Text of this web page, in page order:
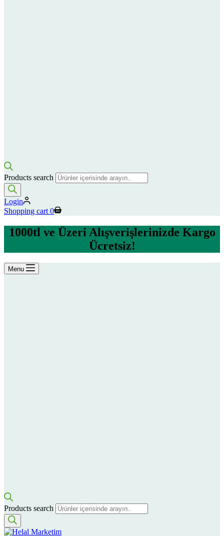
Products search
Login
Shopping cart 0
1000tl ve Üzeri Alışverişlerinizde Kargo
Ücretsiz!
Menu
Products search